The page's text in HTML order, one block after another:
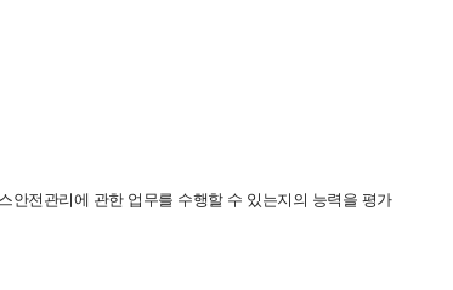
안전관리에 관한 업무를 수행할 수 있는지의 능력을 평가